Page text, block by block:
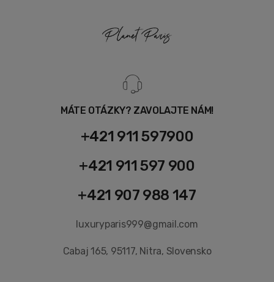
MÁTE OTÁZKY? ZAVOLAJTE NÁM!
+421 911 597900
+421 911 597 900
+421 907 988 147
luxuryparis999@gmail.com
Cabaj 165, 95117, Nitra, Slovensko